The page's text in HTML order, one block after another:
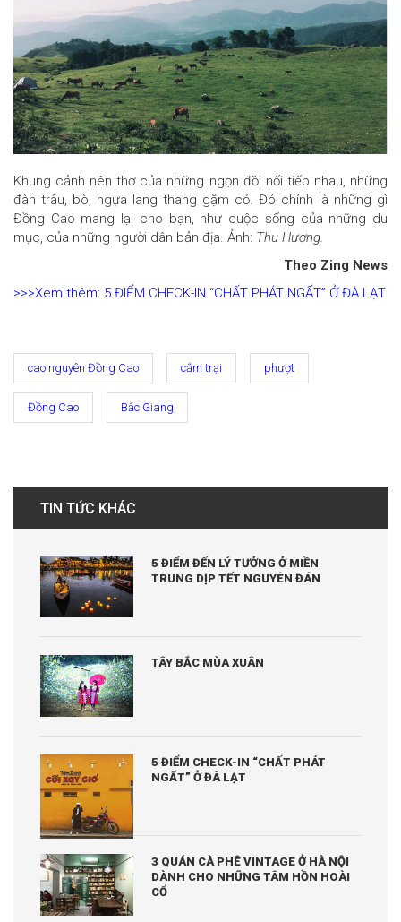
Khung cảnh nên thơ của những ngọn đồi nối tiếp nhau, những
đàn trâu, bò, ngựa lang thang gặm cỏ. Đó chính là những gì
Đồng Cao mang lại cho bạn, như cuộc sống của những du
mục, của những người dân bản địa. Ảnh: Thu Hương.
Theo Zing News
>>>Xem thêm: 5 ĐIỂM CHECK-IN “CHẤT PHÁT NGẤT” Ở ĐÀ LẠT
cao nguyên Đồng Cao cắm trại phượt
Đồng Cao Bắc Giang
TIN TỨC KHÁC
5 ĐIỂM ĐẾN LÝ TƯỞNG Ở MIỀN
TRUNG DỊP TẾT NGUYÊN ĐÁN
TÂY BẮC MÙA XUÂN
5 ĐIỂM CHECK-IN “CHẤT PHÁT
NGẤT” Ở ĐÀ LẠT
3 QUÁN CÀ PHÊ VINTAGE Ở HÀ NỘI
DÀNH CHO NHỮNG TÂM HỒN HOÀI
CỔ